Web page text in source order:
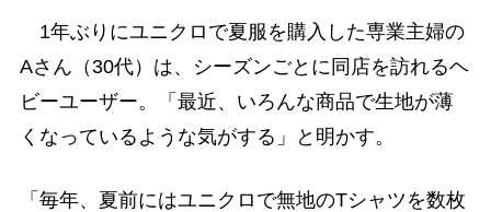
1年ぶりにユニクロで夏服を購入した専業主婦の
Aさん（30代）は、シーズンごとに同店を訪れるヘ
ビーユーザー。「最近、いろんな商品で生地が薄
くなっているような気がする」と明かす。
「毎年、夏前にはユニクロで無地のTシャツを数枚